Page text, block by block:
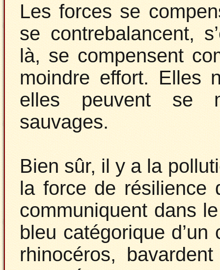
Les forces se
se contrebalancent,
là, se compensent
moindre effort. Elles
elles peuvent se
sauvages.
Bien sûr, il y a la
la force de résilience
communiquent dans
bleu catégorique
rhinocéros,